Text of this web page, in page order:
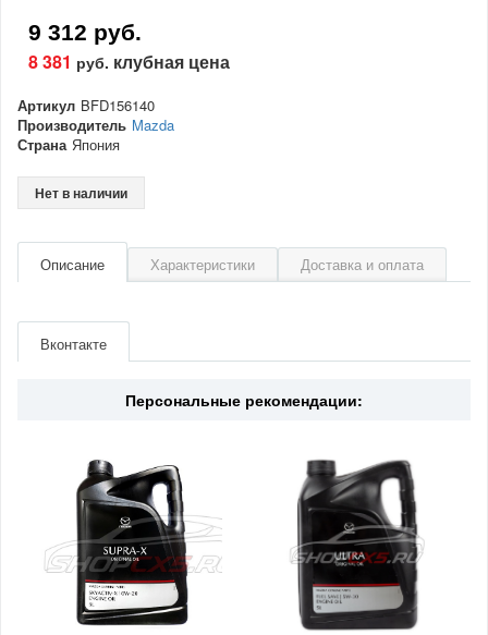
9 312 руб.
8 381 руб. клубная цена
Артикул BFD156140
Производитель Mazda
Страна Япония
Нет в наличии
Описание Характеристики Доставка и оплата
Страна Япония
Вконтакте
Персональные рекомендации: